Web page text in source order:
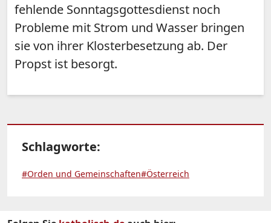
fehlende Sonntagsgottesdienst noch
Probleme mit Strom und Wasser bringen
sie von ihrer Klosterbesetzung ab. Der
Propst ist besorgt.
Schlagworte:
#Orden und Gemeinschaften#Österreich